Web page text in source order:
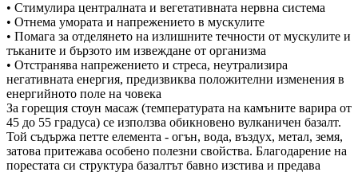
• Стимулира централната и вегетативната нервна система
• Отнема умората и напрежението в мускулите
• Помага за отделянето на излишните течности от мускулите и
тъканите и бързото им извеждане от организма
• Отстранява напрежението и стреса, неутрализира
негативната енергия, предизвиква положителни изменения в
енергийното поле на човека
За горещия стоун масаж (температурата на камъните варира от
45 до 55 градуса) се използва обикновено вулканичен базалт.
Той съдържа петте елемента - огън, вода, въздух, метал, земя,
затова притежава особено полезни свойства. Благодарение на
порестата си структура базалтът бавно изстива и предава